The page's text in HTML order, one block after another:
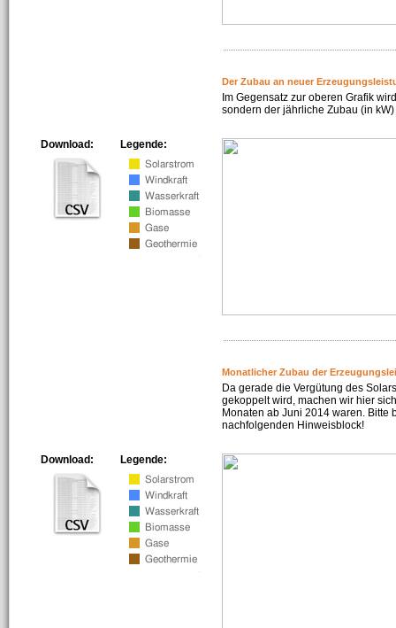
Der Zubau an neuer
Im Gegensatz zur oberen Grafik
sondern der jährliche Zubau (in
Legende:
Download:
Monatlicher Zubau der
Da gerade die Vergütung des
gekoppelt wird, machen wir hier
Monaten ab Juni 2014 waren. Bitte
nachfolgenden Hinweisblock!
Legende:
Download: